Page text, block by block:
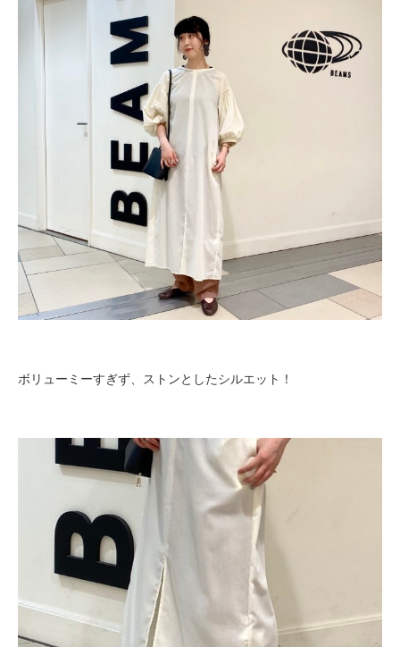
ボリューミーすぎず、ストンとしたシルエット！